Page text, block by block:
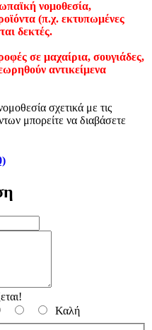
νομοθεσία,
(π.χ. εκτυπωμένες
δεκτές.
σε μαχαίρια, σουγιάδες,
αντικείμενα
σχετικά με τις
μπορείτε να διαβάσετε
Καλή